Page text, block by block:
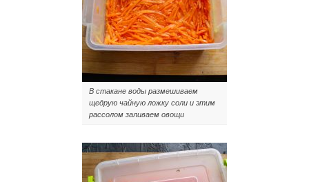
В стакане воды размешиваем
щедрую чайную ложку соли и этим
рассолом заливаем овощи